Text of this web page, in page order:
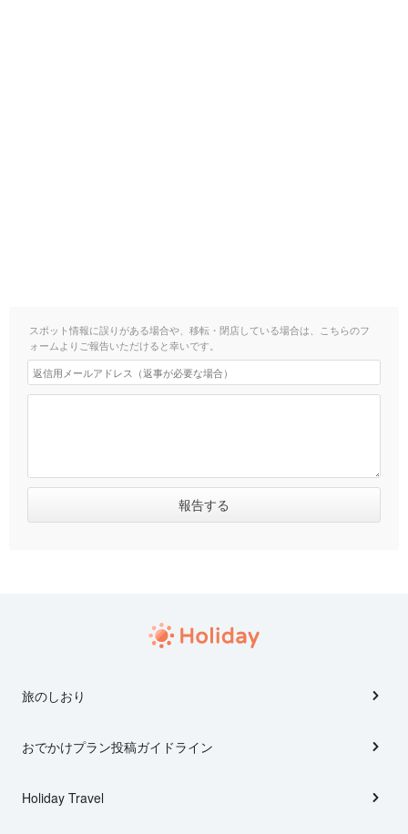
スポット情報に誤りがある場合や、移転・閉店している場合は、こちらのフ
ォームよりご報告いただけると幸いです。
旅のしおり
おでかけプラン投稿ガイドライン
Holiday Travel